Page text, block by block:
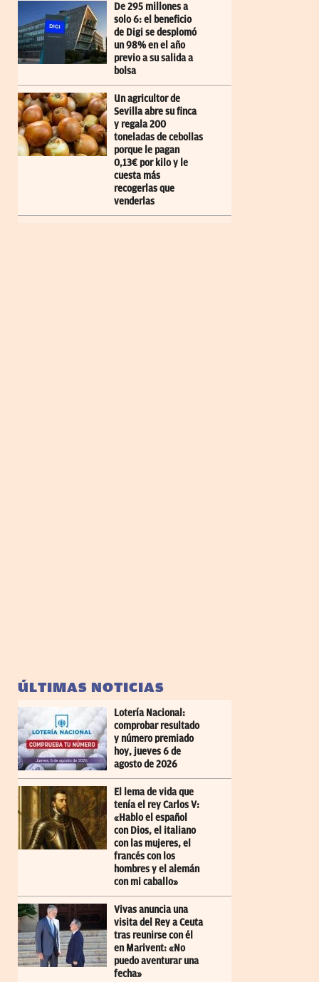
De 295 millones a
solo 6: el beneficio
de Digi se desplomó
un 98% en el año
previo a su salida a
bolsa
Un agricultor de
Sevilla abre su finca
y regala 200
toneladas de cebollas
porque le pagan
0,13€ por kilo y le
cuesta más
recogerlas que
venderlas
ÚLTIMAS NOTICIAS
Lotería Nacional:
comprobar resultado
y número premiado
hoy, jueves 6 de
agosto de 2026
El lema de vida que
tenía el rey Carlos V:
«Hablo el español
con Dios, el italiano
con las mujeres, el
francés con los
hombres y el alemán
con mi caballo»
Vivas anuncia una
visita del Rey a Ceuta
tras reunirse con él
en Marivent: «No
puedo aventurar una
fecha»